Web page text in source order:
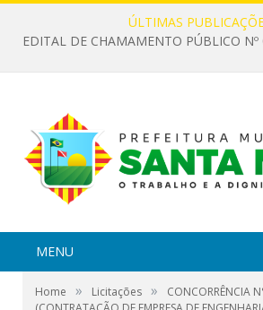
ÚLTIMAS
MENU
Home » Licitações »
CONCORRÊNCIA